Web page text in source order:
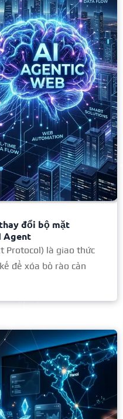
đổi bộ mặt
Agent
Protocol) là giao thức
để xóa bỏ rào cản